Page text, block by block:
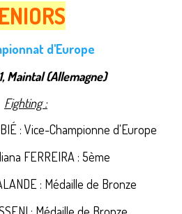
d'Europe
Maintal (Allemagne)
Fighting :
: Vice-Championne d'Europe
FERREIRA : 5ème
: Médaille de Bronze